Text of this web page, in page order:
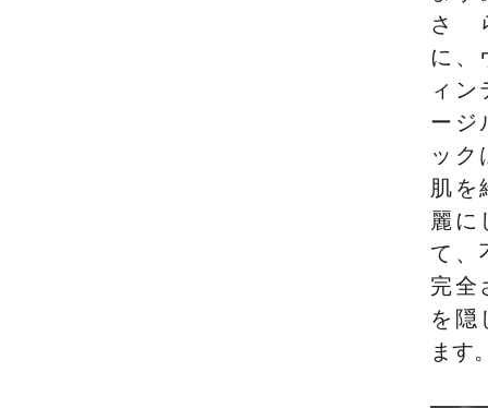
さ
に、
ィン
ージ
ック
肌を
麗に
て、
完全
を隠
ます